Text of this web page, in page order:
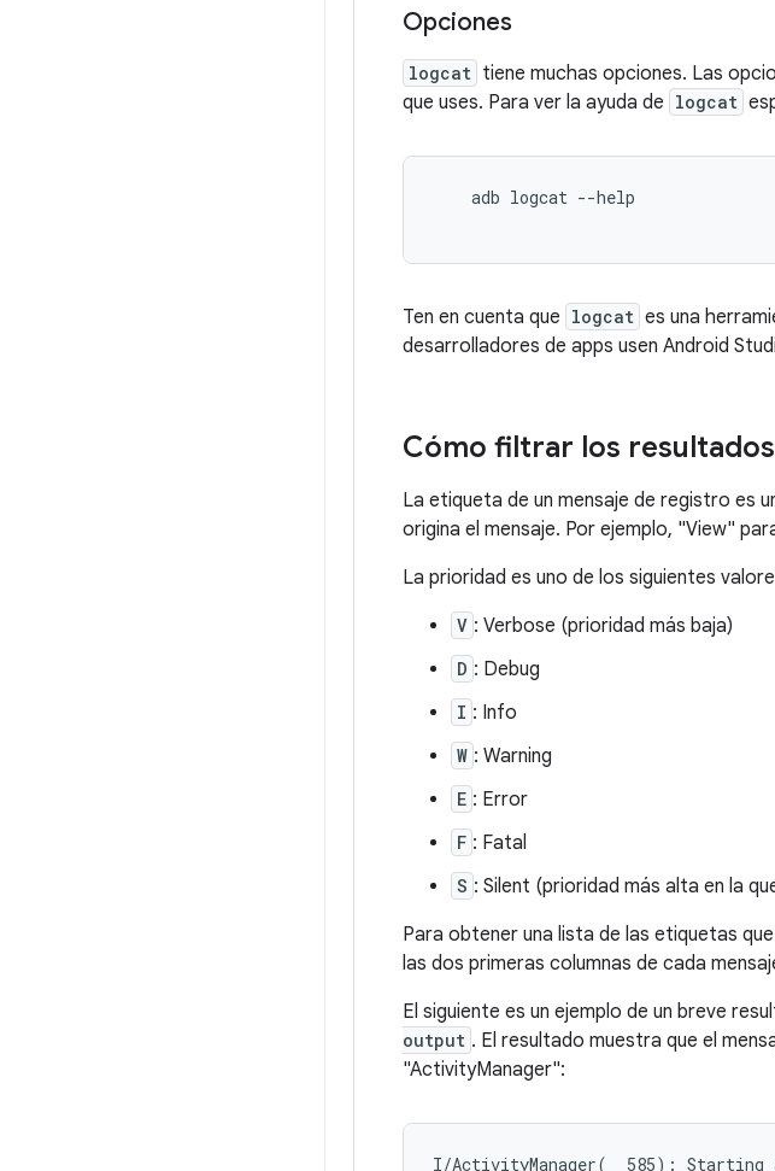
Opciones
logcat tiene muchas opciones. Las
que uses. Para ver la ayuda de logcat
    adb logcat --help
Ten en cuenta que logcat es una
desarrolladores de apps usen Android
Cómo filtrar los
La etiqueta de un mensaje de registro es
origina el mensaje. Por ejemplo, "View"
La prioridad es uno de los siguientes
V : Verbose (prioridad más baja)
D : Debug
I : Info
W : Warning
E : Error
F : Fatal
S : Silent (prioridad más alta en la
Para obtener una lista de las etiquetas
las dos primeras columnas de cada
El siguiente es un ejemplo de un breve
output . El resultado muestra que el
"ActivityManager":